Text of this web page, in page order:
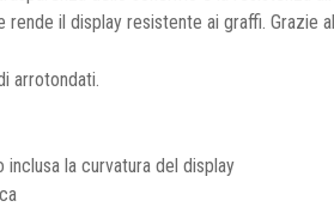
rende il display resistente ai graffi. Grazie
arrotondati.
la curvatura del display